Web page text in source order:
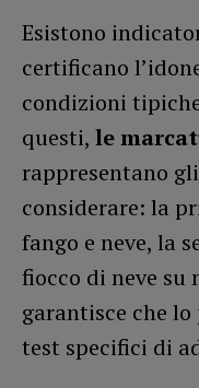
Esistono
certificano
condizioni
questi, le
rappresentano
considerare: la
fango e neve, la
fiocco di neve su
garantisce che
test specifici di